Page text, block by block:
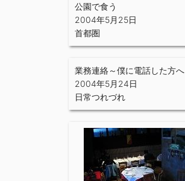
公園で食う
2004年5月25日
首都圏
業務連絡～僕に電話した方へ
2004年5月24日
日常つれづれ